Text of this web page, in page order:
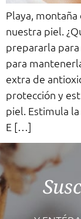
Playa,
nuestra piel.
prepararla
para
extra de
protección y
piel. Estimula
E […]